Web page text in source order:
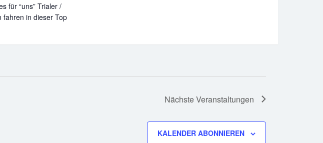
für “uns” Trialer /
fahren in dieser Top
NächsteVeranstaltungen
KALENDER ABONNIEREN